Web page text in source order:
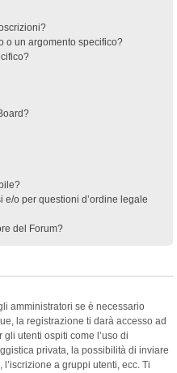
o un argomento specifico?
o per questioni d’ordine legale
del Forum?
amministratori se è necessario
la registrazione ti darà accesso ad
utenti ospiti come l’uso di
privata, la possibilità di inviare
a gruppi utenti, ecc. Ti